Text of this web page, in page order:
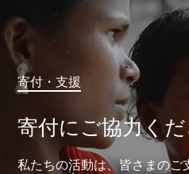
寄付・支援
寄付にご協力く
私たちの活動は、皆さまのご